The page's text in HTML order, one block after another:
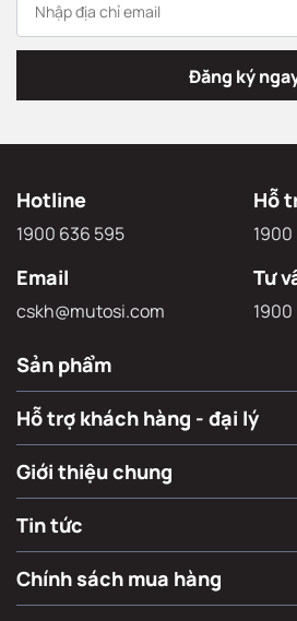
Đăng ký để nhận thông tin mới từ
chương trình khuyến mãi hấp dẫn
Hotline
1900 636 595
Hỗ
Email
cskh@mutosi.com